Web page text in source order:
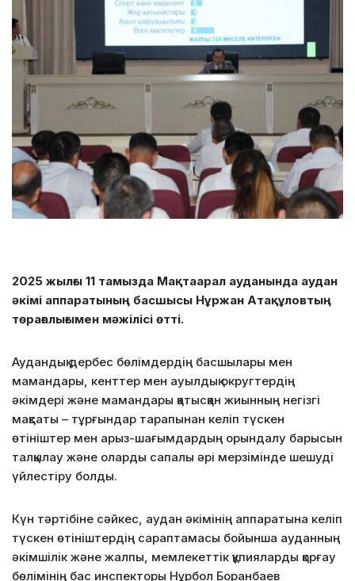
2025 жылғы 11 тамызда Мақтаарал ауданында аудан
әкімі аппаратының басшысы Нұржан Атақұловтың
төрағалығымен мәжілісі өтті.
Аудандық дербес бөлімдердің басшылары мен
мамандары, кенттер мен ауылдық округтердің
әкімдері және мамандары қатысқан жиынның негізгі
мақсаты – тұрғындар тарапынан келіп түскен
өтініштер мен арыз-шағымдардың орындалу барысын
талқылау және оларды сапалы әрі мерзімінде шешуді
үйлестіру болды.
Күн тәртібіне сәйкес, аудан әкімінің аппаратына келіп
түскен өтініштердің сараптамасы бойынша ауданның
әкімшілік және жалпы, мемлекеттік құпияларды қорғау
бөлімінің бас инспекторы Нұрбол Боранбаев